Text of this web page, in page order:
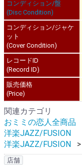
コンディション/盤
(Disc Condition)
コンディション/ジャケ
ット
(Cover Condition)
レコードID
(Record ID)
販売価格
(Price)
関連カテゴリ
おミミの恋人全商品
洋楽JAZZ/FUSION
洋楽JAZZ/FUSION
店舗